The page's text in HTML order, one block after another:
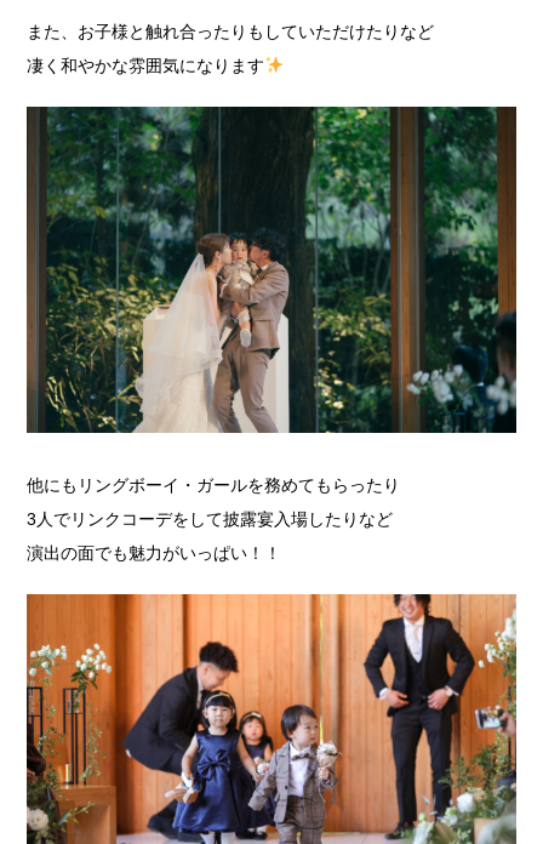
また、お子様と触れ合ったりもしていただけたりなど
凄く和やかな雰囲気になります
他にもリングボーイ・ガールを務めてもらったり
3人でリンクコーデをして披露宴入場したりなど
演出の面でも魅力がいっぱい！！